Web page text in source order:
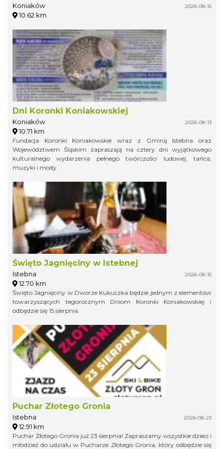
Koniaków 2026-08-15
10.62 km
Dni Koronki Koniakowskiej
Koniaków 2026-08-13
10.71 km
Fundacja Koronki Koniakowskie wraz z Gminą Istebna oraz
Województwem Śląskim zapraszają na cztery dni wyjątkowego
kulturalnego wydarzenia pełnego twórczości ludowej, tańca,
muzyki i mody.
Święto Jagnięciny w Istebnej
Istebna 2026-08-15
12.70 km
Święto Jagnięciny w Dworze Kukuczka będzie jednym z elementów
towarzyszących tegorocznym Dniom Koronki Koniakowskiej i
odbędzie się 15 sierpnia.
Puchar Złotego Gronia
Istebna 2026-08-23
12.91 km
Puchar Złotego Gronia już 23 sierpnia! Zapraszamy wszystkie dzieci i
młodzież do udziału w Pucharze Złotego Gronia, który odbędzie się